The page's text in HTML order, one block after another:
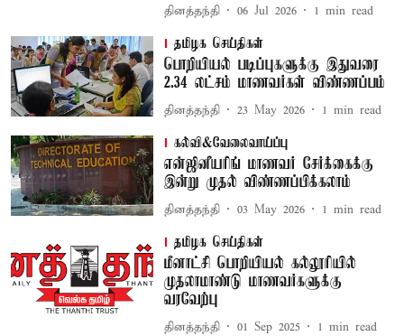
தினத்தந்தி 06 Jul 2026 1 min read
தமிழக செய்திகள்
பொறியியல் படிப்புகளுக்கு இதுவரை
2.34 லட்சம் மாணவர்கள் விண்ணப்பம்
தினத்தந்தி 23 May 2026 1 min read
கல்வி&வேலைவாய்ப்பு
என்ஜினீயரிங் மாணவர் சேர்க்கைக்கு
இன்று முதல் விண்ணப்பிக்கலாம்
தினத்தந்தி 03 May 2026 1 min read
தமிழக செய்திகள்
மீனாட்சி பொறியியல் கல்லூரியில்
முதலாமாண்டு மாணவர்களுக்கு
வரவேற்பு
தினத்தந்தி 01 Sep 2025 1 min read